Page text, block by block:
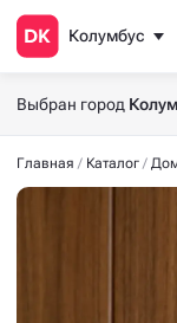
Колумбус
Выбран город
Главная Каталог